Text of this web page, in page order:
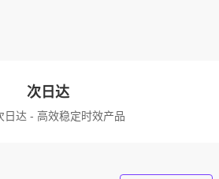
次日达
日达 - 高效稳定时效产品